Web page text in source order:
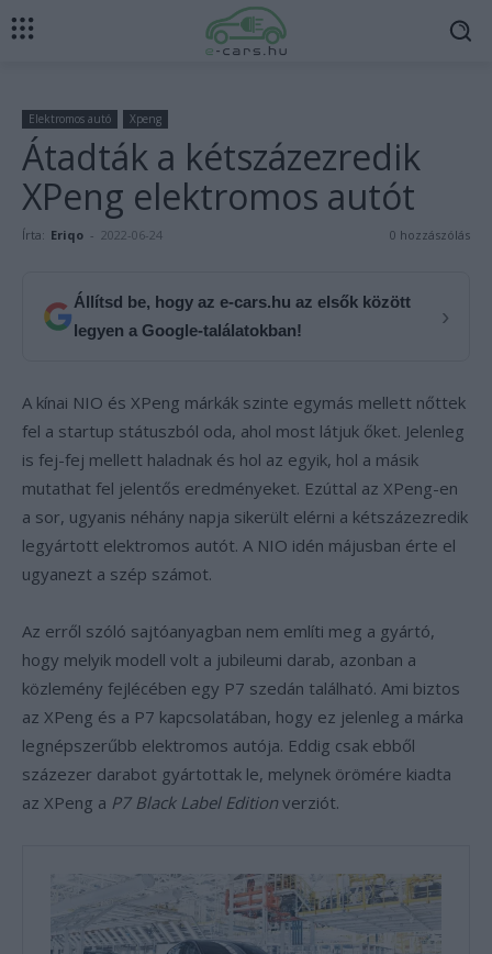
Elektromos autó Xpeng
Átadták a kétszázezredik
XPeng elektromos autót
Írta: Eriqo - 2022-06-24 0 hozzászólás
Állítsd be, hogy az e-cars.hu az elsők között
legyen a Google-találatokban!
›
A kínai NIO és XPeng márkák szinte egymás mellett nőttek
fel a startup státuszból oda, ahol most látjuk őket. Jelenleg
is fej-fej mellett haladnak és hol az egyik, hol a másik
mutathat fel jelentős eredményeket. Ezúttal az XPeng-en
a sor, ugyanis néhány napja sikerült elérni a kétszázezredik
legyártott elektromos autót. A NIO idén májusban érte el
ugyanezt a szép számot.
Az erről szóló sajtóanyagban nem említi meg a gyártó,
hogy melyik modell volt a jubileumi darab, azonban a
közlemény fejlécében egy P7 szedán található. Ami biztos
az XPeng és a P7 kapcsolatában, hogy ez jelenleg a márka
legnépszerűbb elektromos autója. Eddig csak ebből
százezer darabot gyártottak le, melynek örömére kiadta
az XPeng a P7 Black Label Edition verziót.